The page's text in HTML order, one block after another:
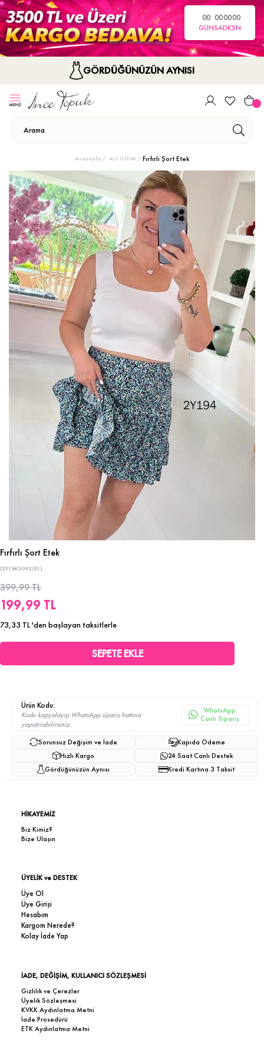
00
GÜN
00
SA
00
DK
00
SN
GÖRDÜĞÜNÜZÜN AYNISI
Anasayfa ALT GİYİM Fırfırlı Şort Etek
Fırfırlı Şort Etek
(2Y1943092011)
399,99 TL
199,99 TL
73,33 TL'den başlayan taksitlerle
Ürün Kodu:
Kodu kopyalayıp WhatsApp sipariş hattına
yapıştırabilirsiniz.
WhatsApp
Canlı Sipariş
Sorunsuz Değişim ve İade
Hızlı Kargo
Gördüğünüzün Aynısı
Kapıda Ödeme
24 Saat Canlı Destek
Kredi Kartına 3 Taksit
HİKAYEMİZ
Biz Kimiz?
Bize Ulaşın
ÜYELİK ve DESTEK
Üye Ol
Üye Girişi
Hesabım
Kargom Nerede?
Kolay İade Yap
İADE, DEĞİŞİM, KULLANICI SÖZLEŞMESİ
Gizlilik ve Çerezler
Üyelik Sözleşmesi
KVKK Aydınlatma Metni
İade Prosedürü
ETK Aydınlatma Metni